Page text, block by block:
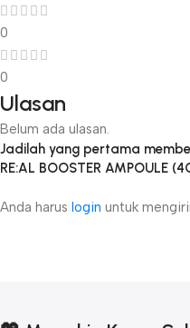
0
0
Ulasan
Belum ada ulasan.
Jadilah yang pertama
RE:AL BOOSTER AMPOULE
Anda harus login untuk